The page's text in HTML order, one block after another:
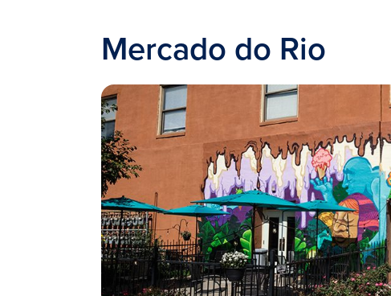
Mercado do Rio